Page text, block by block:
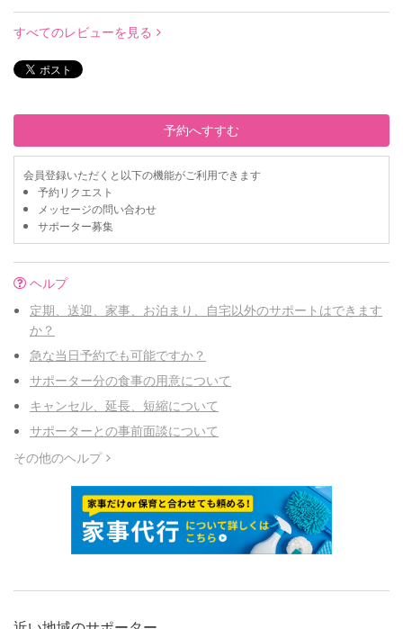
すべてのレビューを見る
予約へすすむ
会員登録いただくと以下の機能がご利用できます
予約リクエスト
メッセージの問い合わせ
サポーター募集
ヘルプ
定期、送迎、家事、お泊まり、自宅以外のサポートはできます
か？
急な当日予約でも可能ですか？
サポーター分の食事の用意について
キャンセル、延長、短縮について
サポーターとの事前面談について
その他のヘルプ